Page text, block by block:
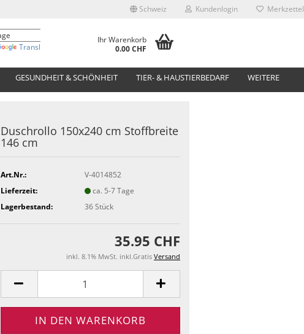
Schweiz Kundenlogin Merkzettel
Translate
Ihr Warenkorb
0.00 CHF
GESUNDHEIT & SCHÖNHEIT TIER- & HAUSTIERBEDARF WEITERE
Duschrollo 150x240 cm Stoffbreite
146 cm
Art.Nr.:
V-4014852
Lieferzeit:
ca. 5-7 Tage
Lagerbestand:
36Stück
35.95 CHF
inkl. 8.1% MwSt. inkl.Gratis Versand